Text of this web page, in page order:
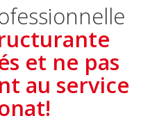
et ne pas
au service